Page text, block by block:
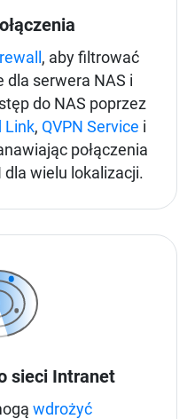
, aby filtrować
dla serwera NAS i
do NAS poprzez
Link, QVPN Service i
połączenia
dla wielu lokalizacji.
sieci Intranet
wdrożyć